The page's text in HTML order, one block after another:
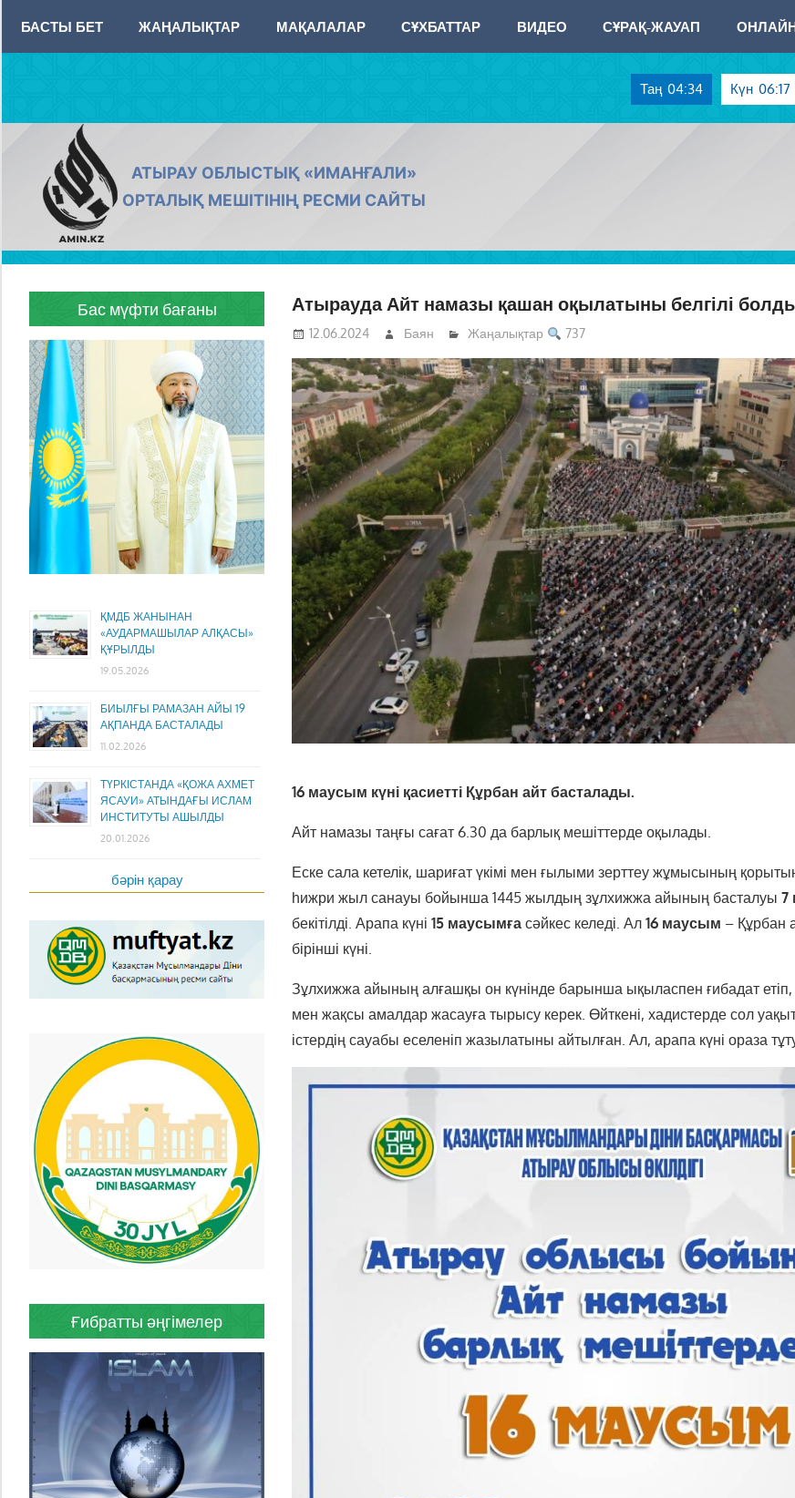
content
БАСТЫ БЕТ ЖАҢАЛЫҚТАР МАҚАЛАЛАР СҰХБАТТАР ВИДЕО СҰРАҚ-ЖАУАП
Таң 04:34 Күн 06:17
AMIN.KZ
АТЫРАУ ОБЛЫСТЫҚ «ИМАНҒАЛИ»
ОРТАЛЫҚ МЕШІТІНІҢ РЕСМИ САЙТЫ
Атырауда Айт намазы қашан оқылатыны белгілі
12.06.2024 Баян Жаңалықтар 737
16 маусым күні қасиетті Құрбан айт басталады.
Айт намазы таңғы сағат 6.30 да барлық мешіттерде оқылады.
Еске сала кетелік, шариғат үкімі мен ғылыми зерттеу жұмысының
һижри жыл санауы бойынша 1445 жылдың зұлхижжа айының басталуы7
бекітілді. Арапа күні15 маусымға сәйкес келеді. Ал16 маусым – Құрбан
бірінші күні.
Зұлхижжа айының алғашқы он күнінде барынша ықыласпен ғибадат етіп,
мен жақсы амалдар жасауға тырысу керек. Өйткені, хадистерде сол
істердің сауабы еселеніп жазылатыны айтылған. Ал, арапа күні ораза
Бас мүфти бағаны
ҚМДБ ЖАНЫНАН
«АУДАРМАШЫЛАР АЛҚАСЫ»
ҚҰРЫЛДЫ
19.05.2026
БИЫЛҒЫ РАМАЗАН АЙЫ 19
АҚПАНДА БАСТАЛАДЫ
11.02.2026
ТҮРКІСТАНДА «ҚОЖА АХМЕТ
ЯСАУИ» АТЫНДАҒЫ ИСЛАМ
ИНСТИТУТЫ АШЫЛДЫ
20.01.2026
бәрін қарау
Ғибратты әңгімелер